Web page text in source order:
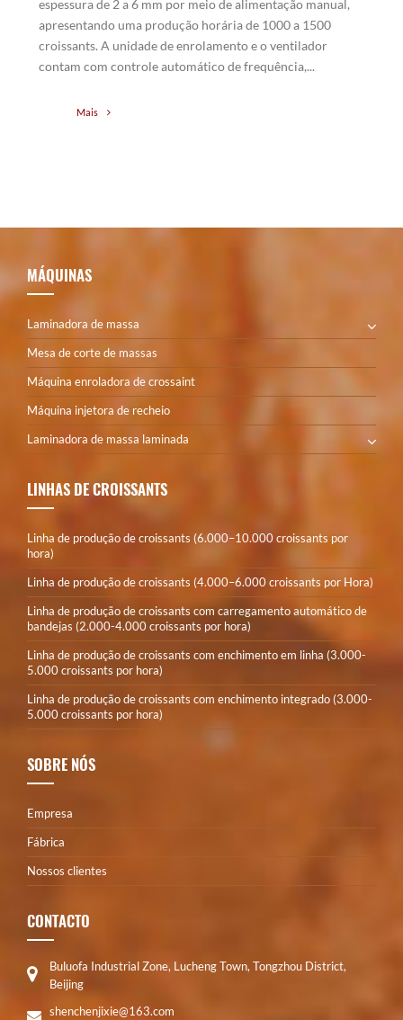
espessura de 2 a 6 mm por meio de alimentação manual,
apresentando uma produção horária de 1000 a 1500
croissants. A unidade de enrolamento e o ventilador
contam com controle automático de frequência,...
Mais
MÁQUINAS
Laminadora de massa
Mesa de corte de massas
Máquina enroladora de crossaint
Máquina injetora de recheio
Laminadora de massa laminada
LINHAS DE CROISSANTS
Linha de produção de croissants (6.000–10.000 croissants por
hora)
Linha de produção de croissants (4.000–6.000 croissants por Hora)
Linha de produção de croissants com carregamento automático de
bandejas (2.000-4.000 croissants por hora)
Linha de produção de croissants com enchimento em linha (3.000-
5.000 croissants por hora)
Linha de produção de croissants com enchimento integrado (3.000-
5.000 croissants por hora)
SOBRE NÓS
Empresa
Fábrica
Nossos clientes
CONTACTO
Buluofa Industrial Zone, Lucheng Town, Tongzhou District,
Beijing
shenchenjixie@163.com